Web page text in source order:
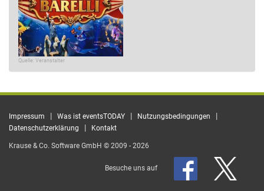
Quelle: Veranstalter
Impressum | Was ist eventsTODAY | Nutzungsbedingungen |
Datenschutzerklärung | Kontakt
Krause & Co. Software GmbH © 2009 - 2026
Besuche uns auf